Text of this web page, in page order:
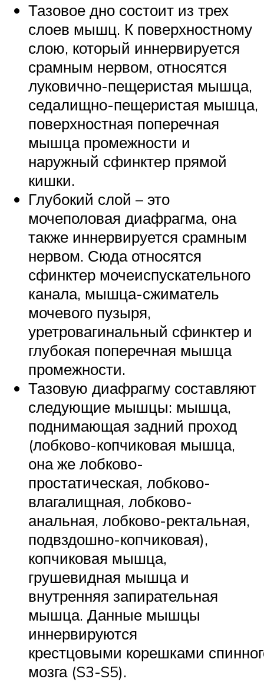
Тазовое дно состоит из трех
слоев мышц. К поверхностному
слою, который иннервируется
срамным нервом, относятся
луковично-пещеристая мышца,
седалищно-пещеристая мышца,
поверхностная поперечная
мышца промежности и
наружный сфинктер прямой
кишки.
Глубокий слой – это
мочеполовая диафрагма, она
также иннервируется срамным
нервом. Сюда относятся
сфинктер мочеиспускательного
канала, мышца-сжиматель
мочевого пузыря,
уретровагинальный сфинктер и
глубокая поперечная мышца
промежности.
Тазовую диафрагму составляют
следующие мышцы: мышца,
поднимающая задний проход
(лобково-копчиковая мышца,
она же лобково-
простатическая, лобково-
влагалищная, лобково-
анальная, лобково-ректальная,
подвздошно-копчиковая),
копчиковая мышца,
грушевидная мышца и
внутренняя запирательная
мышца. Данные мышцы
иннервируются
крестцовыми корешками
мозга (S3-S5).